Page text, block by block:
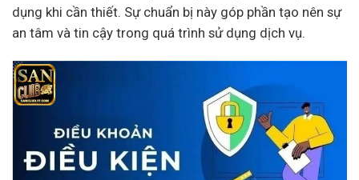
dụng khi cần thiết. Sự chuẩn bị này góp phần tạo nên sự
an tâm và tin cậy trong quá trình sử dụng dịch vụ.